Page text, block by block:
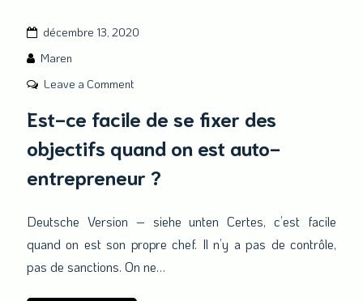
Blog
décembre 13, 2020
Maren
Leave a Commenton
ce
facile
se
des
objectifs
quand
Est-ce facile de se fixer des
objectifs quand on est auto-
entrepreneur ?
Deutsche Version – siehe unten Certes, c’est facile
quand on est son propre chef. Il n’y a pas de contrôle,
pas de sanctions. On ne…